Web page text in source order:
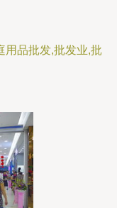
用品批发,批发业,批